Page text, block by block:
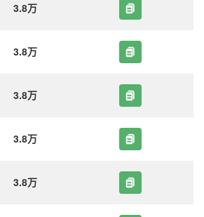
3.8万
3.8万
3.8万
3.8万
3.8万